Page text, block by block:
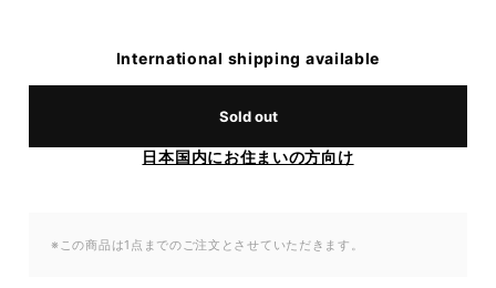
International shipping available
Sold out
日本国内にお住まいの方向け
※この商品は1点までのご注文とさせていただきます。